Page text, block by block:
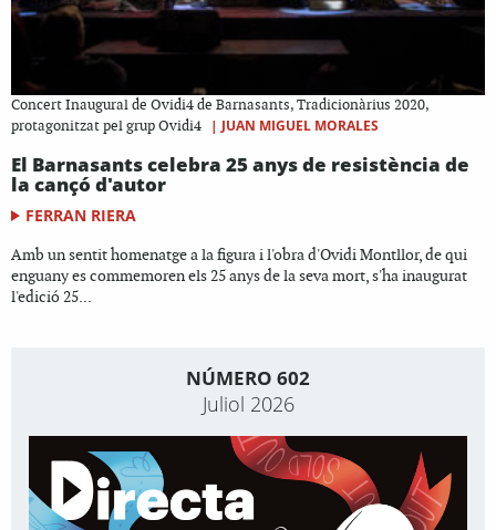
Concert Inaugural de Ovidi4 de Barnasants, Tradicionàrius 2020,
protagonitzat pel grup Ovidi4
| JUAN MIGUEL MORALES
El Barnasants celebra 25 anys de resistència de
la cançó d'autor
FERRAN RIERA
Amb un sentit homenatge a la figura i l'obra d'Ovidi Montllor, de qui
enguany es commemoren els 25 anys de la seva mort, s'ha inaugurat
l'edició 25...
NÚMERO 602
Juliol 2026